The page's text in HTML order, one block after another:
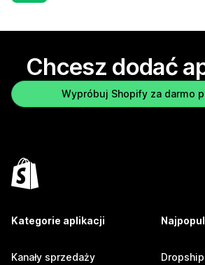
Chcesz dodać
Wypróbuj Shopify za darmo
Kategorie aplikacji
Kanały sprzedaży